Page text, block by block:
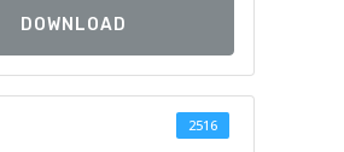
DOWNLOAD
2516